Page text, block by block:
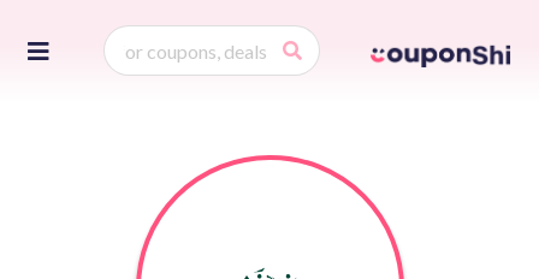
to